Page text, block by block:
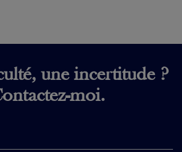
une incertitude ?
moi.